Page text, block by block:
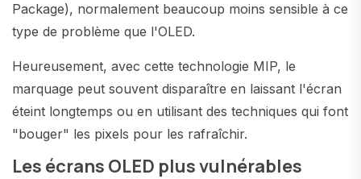
Package), normalement beaucoup moins sensible à ce
type de problème que l'OLED.
Heureusement, avec cette technologie MIP, le
marquage peut souvent disparaître en laissant l'écran
éteint longtemps ou en utilisant des techniques qui font
"bouger" les pixels pour les rafraîchir.
Les écrans OLED plus vulnérables